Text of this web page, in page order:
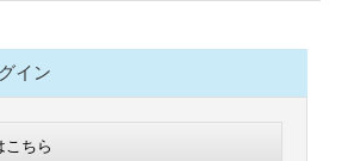
イン
こちら